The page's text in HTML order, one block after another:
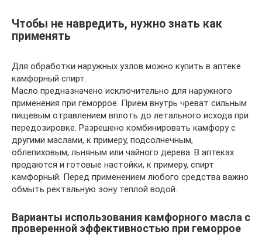
Чтобы не навредить, нужно знать как
применять
Для обработки наружных узлов можно купить в аптеке
камфорный спирт.
Масло предназначено исключительно для наружного
применения при геморрое. Прием внутрь чреват сильным
пищевым отравлением вплоть до летального исхода при
передозировке. Разрешено комбинировать камфору с
другими маслами, к примеру, подсолнечным,
облепиховым, льняным или чайного дерева. В аптеках
продаются и готовые настойки, к примеру, спирт
камфорный. Перед применением любого средства важно
обмыть ректальную зону теплой водой.
Варианты использования камфорного масла с
проверенной эффективностью при геморрое